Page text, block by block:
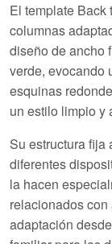
El template Back
columnas
diseño de ancho
verde, evocando
esquinas
un estilo limpio y
Su estructura
diferentes
la hacen
relacionados
adaptación